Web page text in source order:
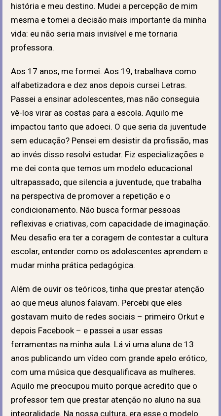
história e meu destino. Mudei a percepção de mim
mesma e tomei a decisão mais importante da minha
vida: eu não seria mais invisível e me tornaria
professora.
Aos 17 anos, me formei. Aos 19, trabalhava como
alfabetizadora e dez anos depois cursei Letras.
Passei a ensinar adolescentes, mas não conseguia
vê-los virar as costas para a escola. Aquilo me
impactou tanto que adoeci. O que seria da juventude
sem educação? Pensei em desistir da profissão, mas
ao invés disso resolvi estudar. Fiz especializações e
me dei conta que temos um modelo educacional
ultrapassado, que silencia a juventude, que trabalha
na perspectiva de promover a repetição e o
condicionamento. Não busca formar pessoas
reflexivas e criativas, com capacidade de imaginação.
Meu desafio era ter a coragem de contestar a cultura
escolar, entender como os adolescentes aprendem e
mudar minha prática pedagógica.
Além de ouvir os teóricos, tinha que prestar atenção
ao que meus alunos falavam. Percebi que eles
gostavam muito de redes sociais – primeiro Orkut e
depois Facebook – e passei a usar essas
ferramentas na minha aula. Lá vi uma aluna de 13
anos publicando um vídeo com grande apelo erótico,
com uma música que desqualificava as mulheres.
Aquilo me preocupou muito porque acredito que o
professor tem que prestar atenção no aluno na sua
integralidade. Na nossa cultura, era esse o modelo